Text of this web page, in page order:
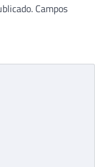
Campos